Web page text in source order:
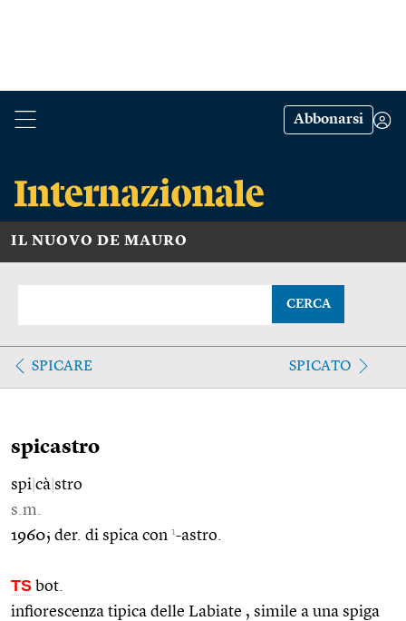
Abbonarsi
IL NUOVO DE MAURO
CERCA
SPICARE SPICATO
spicastro
spi cà stro
s.m.
1960; der. di spica con 1-astro.
TS bot.
infiorescenza tipica delle Labiate , simile a una spiga